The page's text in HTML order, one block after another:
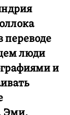
переводе
люди
и
Эми,